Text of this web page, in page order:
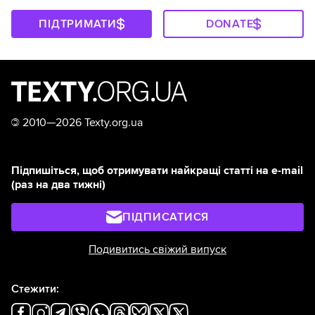
ПІДТРИМАТИ DONATE
© 2010—2026 Texty.org.ua
Підпишіться, щоб отримувати найкращі статті на e-mail
(раз на два тижні)
ПІДПИСАТИСЯ
Подивитись свіжий випуск
Стежити: